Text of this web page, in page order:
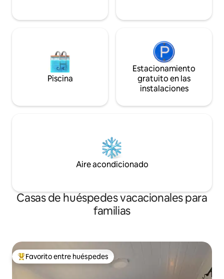
Piscina
Estacionamiento
gratuito en las
instalaciones
Aire acondicionado
Casas de huéspedes vacacionales para
familias
Favorito entre huéspedes preferido
Favorito entre huéspedes